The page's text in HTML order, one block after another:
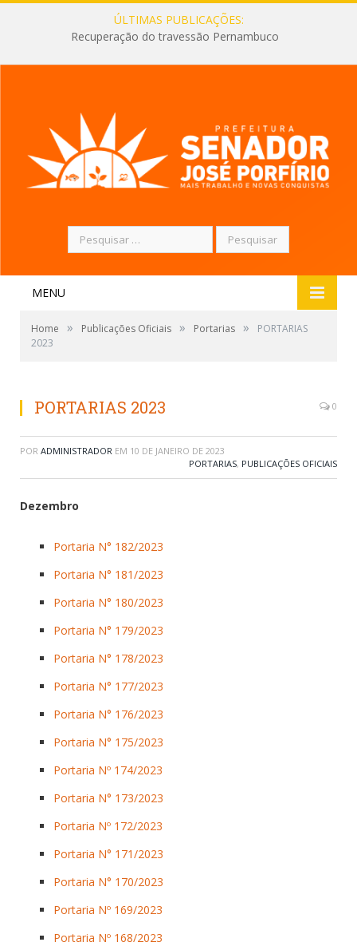
ÚLTIMAS PUBLICAÇÕES:
Recuperação do travessão Pernambuco
Pesquisar
por:
MENU
Home » Publicações Oficiais » Portarias »
PORTARIAS
2023
PORTARIAS 2023 0
POR ADMINISTRADOR EM 10 DE JANEIRO DE 2023
PORTARIAS, PUBLICAÇÕES OFICIAIS
Dezembro
Portaria N° 182/2023
Portaria N° 181/2023
Portaria N° 180/2023
Portaria N° 179/2023
Portaria N° 178/2023
Portaria N° 177/2023
Portaria N° 176/2023
Portaria N° 175/2023
Portaria Nº 174/2023
Portaria N° 173/2023
Portaria Nº 172/2023
Portaria N° 171/2023
Portaria N° 170/2023
Portaria Nº 169/2023
Portaria Nº 168/2023